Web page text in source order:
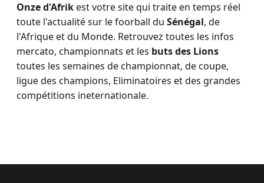
Onze d'Afrikest votre site qui traite en temps réel
toute l'actualité sur le foorball du Sénégal, de
l'Afrique et du Monde. Retrouvez toutes les infos
mercato, championnats et les buts des Lions
toutes les semaines de championnat, de coupe,
ligue des champions, Eliminatoires et des grandes
compétitions ineternationale.